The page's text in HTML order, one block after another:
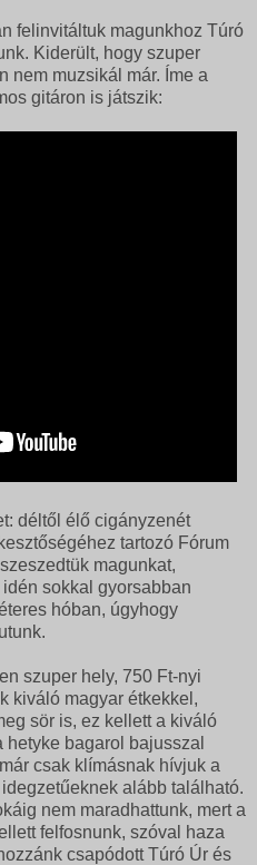
felinvitáltuk magunkhoz Túró
Kiderült, hogy szuper
nem muzsikál már. Íme a
gitáron is játszik:
déltől élő cigányzenét
tartozó Fórum
magunkat,
sokkal gyorsabban
hóban, úgyhogy
szuper hely, 750 Ft-nyi
kiváló magyar étkekkel,
sör is, ez kellett a kiváló
bagarol bajusszal
csak klímásnak hívjuk a
alább található.
nem maradhattunk, mert a
felfosnunk, szóval haza
csapódott Túró Úr és